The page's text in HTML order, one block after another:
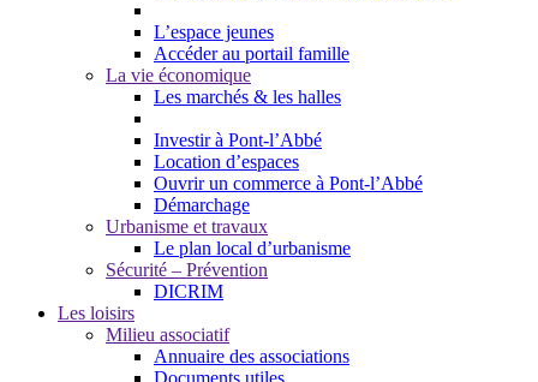
L’espace jeunes
Accéder au portail famille
La vie économique
Les marchés & les halles
Investir à Pont-l’Abbé
Location d’espaces
Ouvrir un commerce à Pont-l’Abbé
Démarchage
Urbanisme et travaux
Le plan local d’urbanisme
Sécurité – Prévention
DICRIM
Les loisirs
Milieu associatif
Annuaire des associations
Documents utiles